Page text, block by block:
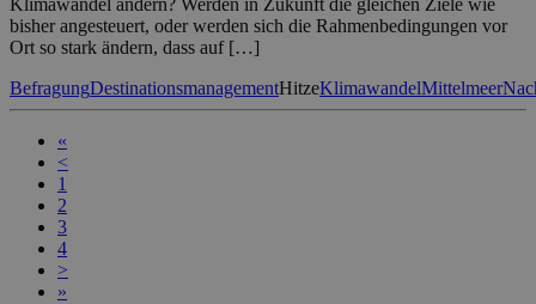
Klimawandel ändern? Werden in Zukunft die gleichen Ziele wie
bisher angesteuert, oder werden sich die Rahmenbedingungen vor
Ort so stark ändern, dass auf […]
BefragungDestinationsmanagementHitzeKlimawandelMittelmeer
«
<
1
2
3
4
>
»